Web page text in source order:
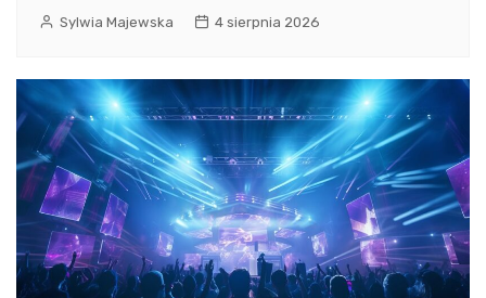
Sylwia Majewska 4 sierpnia 2026